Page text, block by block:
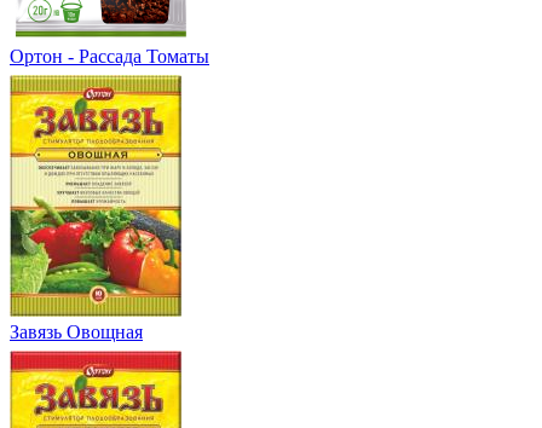
Ортон - Рассада Томаты
Завязь Овощная